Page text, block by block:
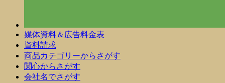
媒体資料＆広告料金表
資料請求
商品カテゴリーからさがす
関心からさがす
会社名でさがす